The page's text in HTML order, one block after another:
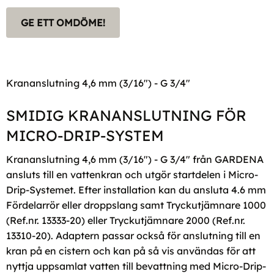
GE ETT OMDÖME!
Krananslutning 4,6 mm (3/16") - G 3/4"
SMIDIG KRANANSLUTNING FÖR
MICRO-DRIP-SYSTEM
Krananslutning 4,6 mm (3/16") - G 3/4" från GARDENA
ansluts till en vattenkran och utgör startdelen i Micro-
Drip-Systemet. Efter installation kan du ansluta 4.6 mm
Fördelarrör eller droppslang samt Tryckutjämnare 1000
(Ref.nr. 13333-20) eller Tryckutjämnare 2000 (Ref.nr.
13310-20). Adaptern passar också för anslutning till en
kran på en cistern och kan på så vis användas för att
nyttja uppsamlat vatten till bevattning med Micro-Drip-